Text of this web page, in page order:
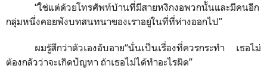
“ใช่แต่ด้วยโทรศัพท์บ้านที่มีสายหงิกงอพวกนั้นและมีคนอีก
กลุ่มหนึ่งคอยฟังบทสนทนาของเราอยู่ในที่ที่ห่างออกไป”
ผมรู้สึกว่าตัวเองอับอาย“นั่นเป็นเรื่องที่ควรกระทำ เธอไม่
ต้องกลัวว่าจะเกิดปัญหา ถ้าเธอไม่ได้ทำอะไรผิด”